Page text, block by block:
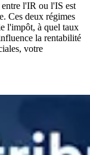
l'IR ou l'IS est
Ces deux régimes
l'impôt, à quel taux
la rentabilité
votre